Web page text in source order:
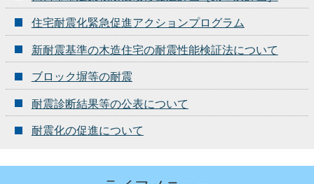
住宅耐震化緊急促進アクションプログラム
新耐震基準の木造住宅の耐震性能検証法について
ブロック塀等の耐震
耐震診断結果等の公表について
耐震化の促進について